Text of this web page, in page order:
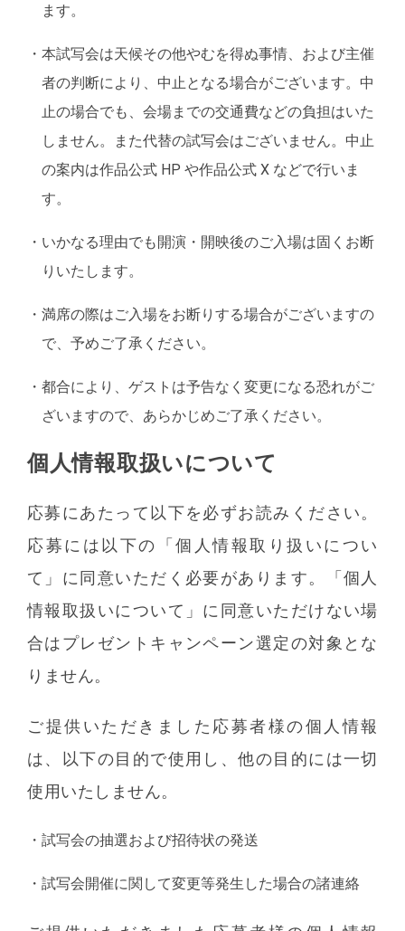
ます。
・ 本試写会は天候その他やむを得ぬ事情、および主催
者の判断により、中止となる場合がございます。中
止の場合でも、会場までの交通費などの負担はいた
しません。また代替の試写会はございません。中止
の案内は作品公式 HP や作品公式 X などで行いま
す。
・ いかなる理由でも開演・開映後のご入場は固くお断
りいたします。
・ 満席の際はご入場をお断りする場合がございますの
で、予めご了承ください。
・ 都合により、ゲストは予告なく変更になる恐れがご
ざいますので、あらかじめご了承ください。
個人情報取扱いについて
応募にあたって以下を必ずお読みください。
応募には以下の「個人情報取り扱いについ
て」に同意いただく必要があります。「個人
情報取扱いについて」に同意いただけない場
合はプレゼントキャンペーン選定の対象とな
りません。
ご提供いただきました応募者様の個人情報
は、以下の目的で使用し、他の目的には一切
使用いたしません。
・ 試写会の抽選および招待状の発送
・ 試写会開催に関して変更等発生した場合の諸連絡